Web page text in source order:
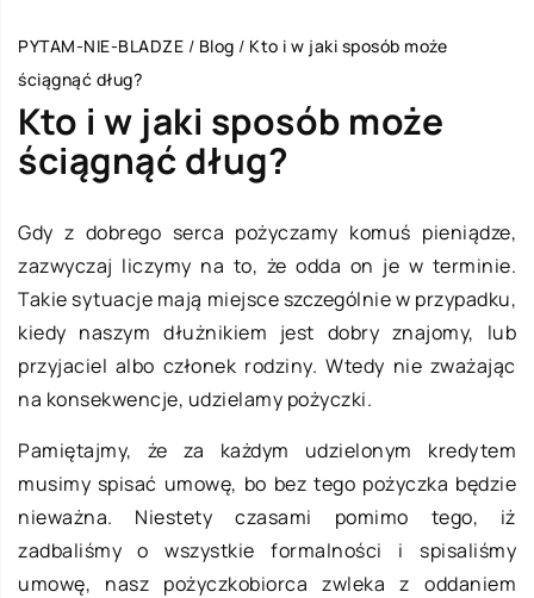
PYTAM-NIE-BLADZE / Blog / Kto i w jaki sposób może
ściągnąć dług?
Kto i w jaki sposób może
ściągnąć dług?
Gdy z dobrego serca pożyczamy komuś pieniądze,
zazwyczaj liczymy na to, że odda on je w terminie.
Takie sytuacje mają miejsce szczególnie w przypadku,
kiedy naszym dłużnikiem jest dobry znajomy, lub
przyjaciel albo członek rodziny. Wtedy nie zważając
na konsekwencje, udzielamy pożyczki.
Pamiętajmy, że za każdym udzielonym kredytem
musimy spisać umowę, bo bez tego pożyczka będzie
nieważna. Niestety czasami pomimo tego, iż
zadbaliśmy o wszystkie formalności i spisaliśmy
umowę, nasz pożyczkobiorca zwleka z oddaniem